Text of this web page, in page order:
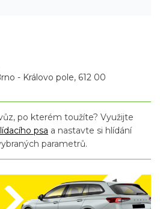
- Královo pole, 612 00
po kterém toužíte? Využijte
psa a nastavte si hlídání
parametrů.